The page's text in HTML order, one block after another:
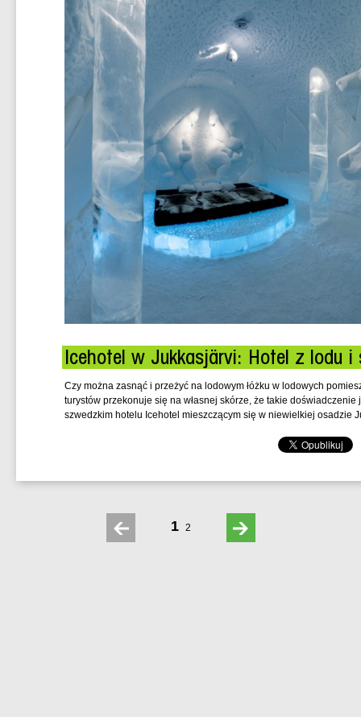
Icehotel w Jukkasjärvi: Hotel z lodu i
Czy można zasnąć i przeżyć na lodowym łóżku w lodowych
turystów przekonuje się na własnej skórze, że takie
szwedzkim hotelu Icehotel mieszczącym się w niewielkiej osadzie
1 2